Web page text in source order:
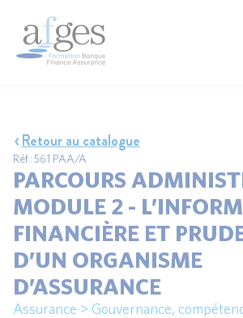
Retour au catalogue
Réf : 561 PAA/A
PARCOURS
MODULE 2 -
FINANCIÈRE ET
D’UN ORGANISME
D’ASSURANCE
Assurance > Gouvernance,